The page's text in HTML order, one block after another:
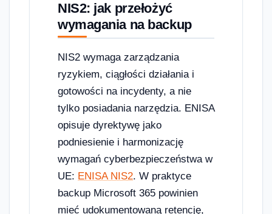
NIS2: jak przełożyć
wymagania na backup
NIS2 wymaga zarządzania
ryzykiem, ciągłości działania i
gotowości na incydenty, a nie
tylko posiadania narzędzia. ENISA
opisuje dyrektywę jako
podniesienie i harmonizację
wymagań cyberbezpieczeństwa w
UE: ENISA NIS2. W praktyce
backup Microsoft 365 powinien
mieć udokumentowaną retencję,